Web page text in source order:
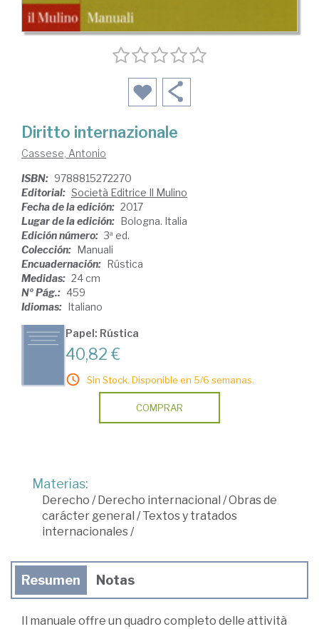
Diritto internazionale
Cassese, Antonio
ISBN: 9788815272270
Editorial: Società Editrice Il Mulino
Fecha de la edición: 2017
Lugar de la edición: Bologna. Italia
Edición número: 3ª ed.
Colección: Manuali
Encuadernación: Rústica
Medidas: 24 cm
Nº Pág.: 459
Idiomas: Italiano
Papel: Rústica
40,82 €
Sin Stock. Disponible en 5/6 semanas.
COMPRAR
Materias:
Derecho /Derecho internacional /Obras de
carácter general /Textos y tratados
internacionales/
Resumen Notas
Il manuale offre un quadro completo delle attività